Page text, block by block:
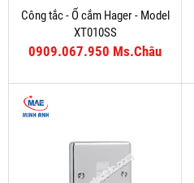
Công tắc - Ổ cắm Hager - Model
XT010SS
0909.067.950 Ms.Châu